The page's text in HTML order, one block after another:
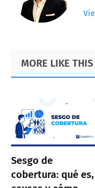
Primary
Sidebar
Footer
MORE LIKE THIS
Sesgo de
cobertura: qué es,